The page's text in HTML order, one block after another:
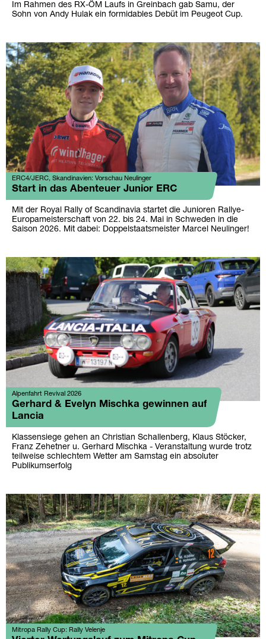
Im Rahmen des RX-ÖM Laufs in Greinbach gab Samu, der
Sohn von Andy Hulak ein formidables Debüt im Peugeot Cup.
ERC4/JERC, Skandinavien: Vorschau Neulinger
Start in das Abenteuer Junior ERC
Mit der Royal Rally of Scandinavia startet die Junioren Rallye-
Europameisterschaft von 22. bis 24. Mai in Schweden in die
Saison 2026. Mit dabei: Doppelstaatsmeister Marcel Neulinger!
Alpenfahrt Revival 2026
Gerhard & Evelyn Mischka gewinnen auf
Lancia
Klassensiege gehen an Christian Schallenberg, Klaus Stöcker,
Franz Zehetner u. Gerhard Mischka - Veranstaltung wurde trotz
teilweise schlechtem Wetter am Samstag ein absoluter
Publikumserfolg
Mitropa Rally Cup: Rally Velenje